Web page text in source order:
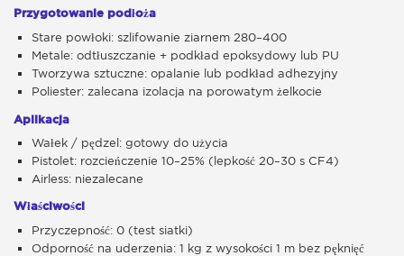
Przygotowanie podłoża
Stare powłoki: szlifowanie ziarnem 280–400
Metale: odtłuszczanie + podkład epoksydowy lub PU
Tworzywa sztuczne: opalanie lub podkład adhezyjny
Poliester: zalecana izolacja na porowatym żelkocie
Aplikacja
Wałek / pędzel: gotowy do użycia
Pistolet: rozcieńczenie 10–25% (lepkość 20–30 s CF4)
Airless: niezalecane
Właściwości
Przyczepność: 0 (test siatki)
Odporność na uderzenia: 1 kg z wysokości 1 m bez pęknięć